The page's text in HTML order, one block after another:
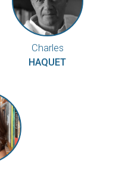
Charles
HAQUET